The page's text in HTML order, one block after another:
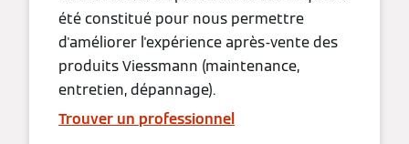
été constitué pour nous permettre
d'améliorer l'expérience après-vente des
produits Viessmann (maintenance,
entretien, dépannage).
Trouver un professionnel